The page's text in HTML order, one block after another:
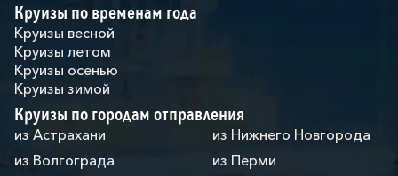
Круизы по временам года
Круизы весной
Круизы летом
Круизы осенью
Круизы зимой
Круизы по городам отправления
из Астрахани
из Волгограда
из Нижнего Новгорода
из Перми